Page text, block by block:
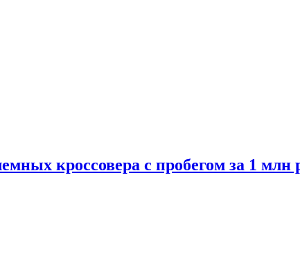
кроссовера с пробегом за 1 млн